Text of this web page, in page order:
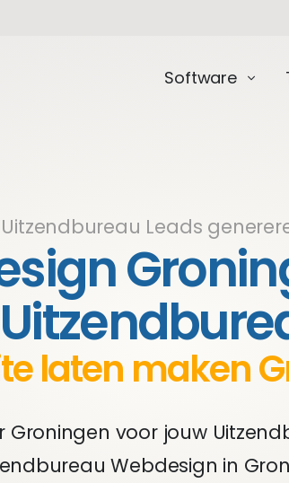
Leads
laten maken
Groningen voor jouw
Webdesign in
Software